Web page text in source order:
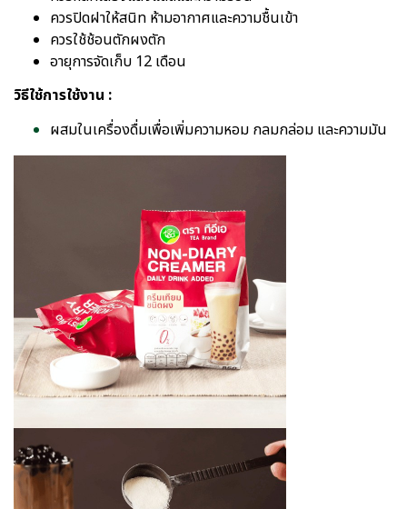
ควรปิดฝาให้สนิท ห้ามอากาศและความชื้นเข้า
ควรใช้ช้อนตักผงตัก
อายุการจัดเก็บ 12 เดือน
วิธีใช้การใช้งาน :
ผสมในเครื่องดื่มเพื่อเพิ่มความหอม กลมกล่อม และความมัน